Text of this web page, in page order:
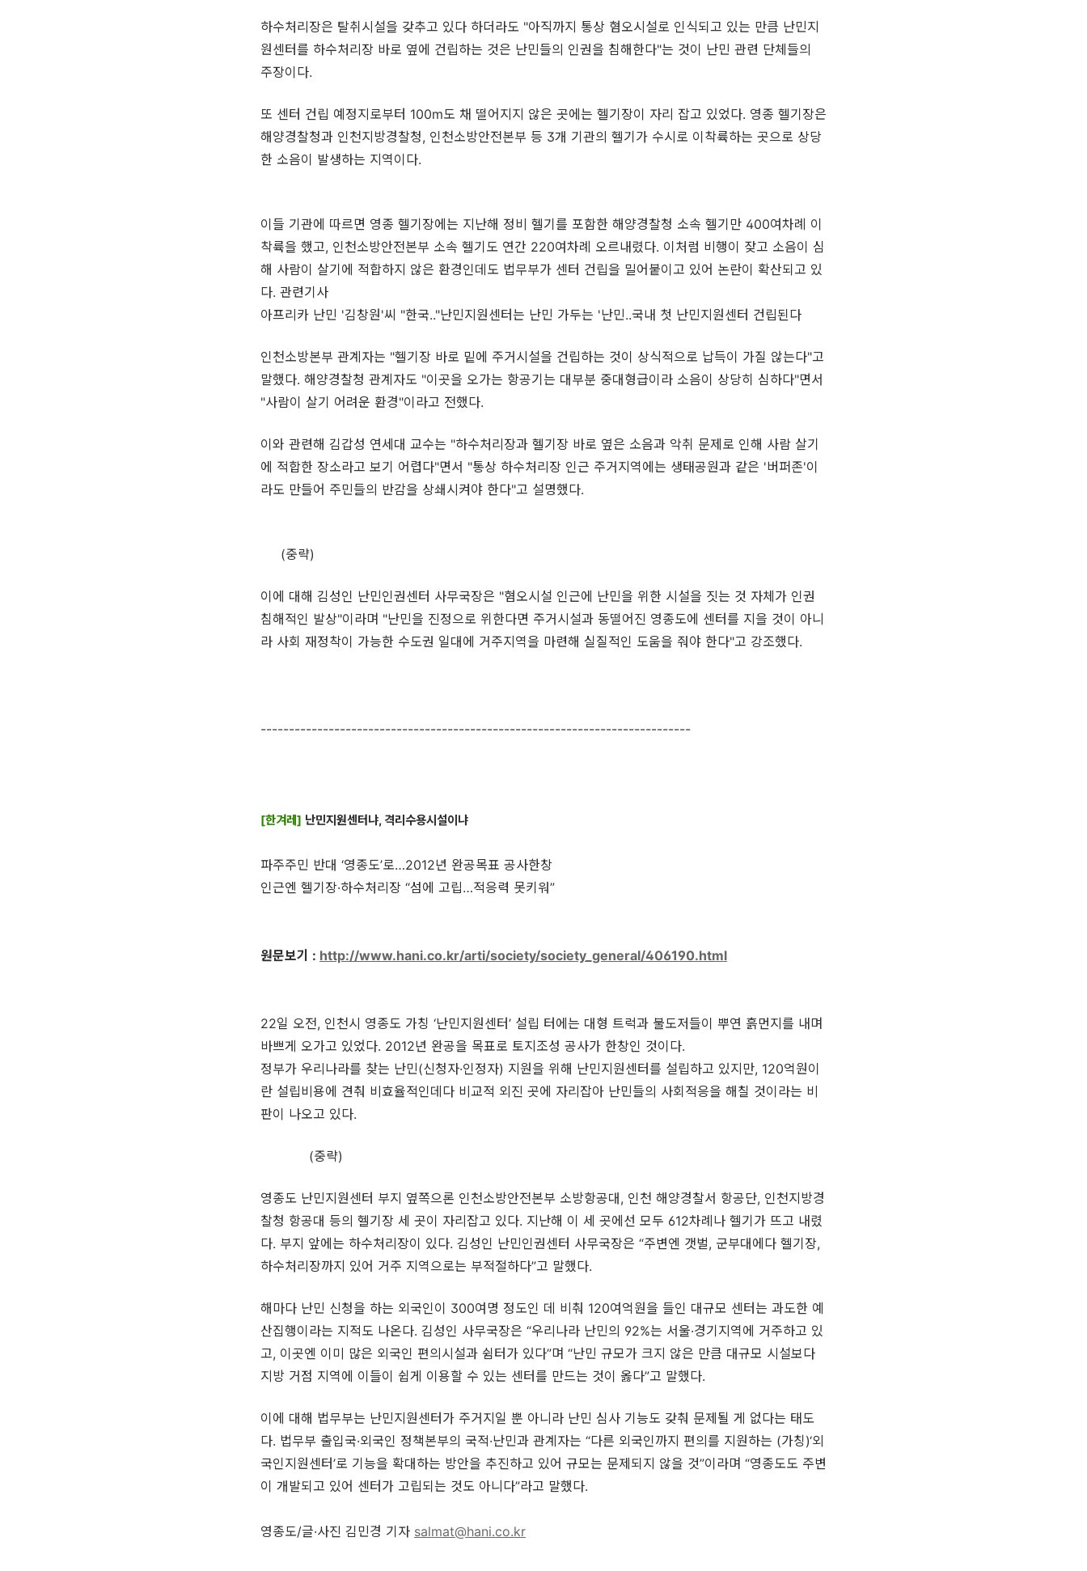
하수처리장은 탈취시설을 갖추고 있다 하더라도 "아직까지 통상 혐오시설로 인식되고 있는 만큼 난민지
원센터를 하수처리장 바로 옆에 건립하는 것은 난민들의 인권을 침해한다"는 것이 난민 관련 단체들의
주장이다.
또 센터 건립 예정지로부터 100m도 채 떨어지지 않은 곳에는 헬기장이 자리 잡고 있었다. 영종 헬기장은
해양경찰청과 인천지방경찰청, 인천소방안전본부 등 3개 기관의 헬기가 수시로 이착륙하는 곳으로 상당
한 소음이 발생하는 지역이다.
이들 기관에 따르면 영종 헬기장에는 지난해 정비 헬기를 포함한 해양경찰청 소속 헬기만 400여차례 이
착륙을 했고, 인천소방안전본부 소속 헬기도 연간 220여차례 오르내렸다. 이처럼 비행이 잦고 소음이 심
해 사람이 살기에 적합하지 않은 환경인데도 법무부가 센터 건립을 밀어붙이고 있어 논란이 확산되고 있
다. 관련기사
아프리카 난민 '김창원'씨 "한국.."난민지원센터는 난민 가두는 '난민..국내 첫 난민지원센터 건립된다
인천소방본부 관계자는 "헬기장 바로 밑에 주거시설을 건립하는 것이 상식적으로 납득이 가질 않는다"고
말했다. 해양경찰청 관계자도 "이곳을 오가는 항공기는 대부분 중대형급이라 소음이 상당히 심하다"면서
"사람이 살기 어려운 환경"이라고 전했다.
이와 관련해 김갑성 연세대 교수는 "하수처리장과 헬기장 바로 옆은 소음과 악취 문제로 인해 사람 살기
에 적합한 장소라고 보기 어렵다"면서 "통상 하수처리장 인근 주거지역에는 생태공원과 같은 '버퍼존'이
라도 만들어 주민들의 반감을 상쇄시켜야 한다"고 설명했다.
(중략)
이에 대해 김성인 난민인권센터 사무국장은 "혐오시설 인근에 난민을 위한 시설을 짓는 것 자체가 인권
침해적인 발상"이라며 "난민을 진정으로 위한다면 주거시설과 동떨어진 영종도에 센터를 지을 것이 아니
라 사회 재정착이 가능한 수도권 일대에 거주지역을 마련해 실질적인 도움을 줘야 한다"고 강조했다.
----------------------------------------------------------------------------
[한겨레] 난민지원센터냐, 격리수용시설이냐
파주주민 반대 ‘영종도’로…2012년 완공목표 공사한창
인근엔 헬기장·하수처리장 “섬에 고립…적응력 못키워”
원문보기 : http://www.hani.co.kr/arti/society/society_general/406190.html
22일 오전, 인천시 영종도 가칭 ‘난민지원센터’ 설립 터에는 대형 트럭과 불도저들이 뿌연 흙먼지를 내며
바쁘게 오가고 있었다. 2012년 완공을 목표로 토지조성 공사가 한창인 것이다.
정부가 우리나라를 찾는 난민(신청자·인정자) 지원을 위해 난민지원센터를 설립하고 있지만, 120억원이
란 설립비용에 견춰 비효율적인데다 비교적 외진 곳에 자리잡아 난민들의 사회적응을 해칠 것이라는 비
판이 나오고 있다.
(중략)
영종도 난민지원센터 부지 옆쪽으론 인천소방안전본부 소방항공대, 인천 해양경찰서 항공단, 인천지방경
찰청 항공대 등의 헬기장 세 곳이 자리잡고 있다. 지난해 이 세 곳에선 모두 612차례나 헬기가 뜨고 내렸
다. 부지 앞에는 하수처리장이 있다. 김성인 난민인권센터 사무국장은 “주변엔 갯벌, 군부대에다 헬기장,
하수처리장까지 있어 거주 지역으로는 부적절하다”고 말했다.
해마다 난민 신청을 하는 외국인이 300여명 정도인 데 비춰 120여억원을 들인 대규모 센터는 과도한 예
산집행이라는 지적도 나온다. 김성인 사무국장은 “우리나라 난민의 92%는 서울·경기지역에 거주하고 있
고, 이곳엔 이미 많은 외국인 편의시설과 쉼터가 있다”며 “난민 규모가 크지 않은 만큼 대규모 시설보다
지방 거점 지역에 이들이 쉽게 이용할 수 있는 센터를 만드는 것이 옳다”고 말했다.
이에 대해 법무부는 난민지원센터가 주거지일 뿐 아니라 난민 심사 기능도 갖춰 문제될 게 없다는 태도
다. 법무부 출입국·외국인 정책본부의 국적·난민과 관계자는 “다른 외국인까지 편의를 지원하는 (가칭)‘외
국인지원센터’로 기능을 확대하는 방안을 추진하고 있어 규모는 문제되지 않을 것”이라며 “영종도도 주변
이 개발되고 있어 센터가 고립되는 것도 아니다”라고 말했다.
영종도/글·사진 김민경 기자 salmat@hani.co.kr